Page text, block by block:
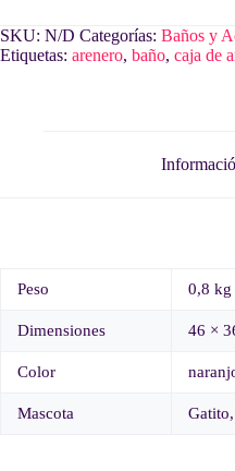
SKU: N/D Categorías: Baños y
Etiquetas: arenero, baño, caja de
Peso 0,8 kg
Dimensiones 46 ×
Color
Mascota